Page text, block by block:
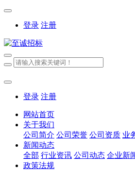
登录 注册
登录 注册
网站首页
关于我们
公司简介 公司荣誉 公司资质 业
新闻动态
全部 行业资讯 公司动态 企业新
政策法规